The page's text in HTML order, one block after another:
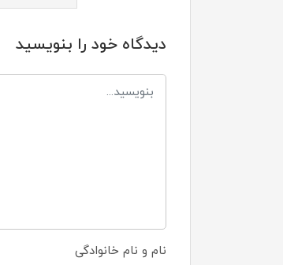
دیدگاه خود را بنویسید
نام و نام خانوادگی